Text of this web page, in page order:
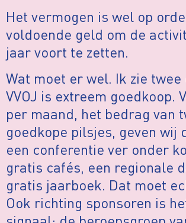
Het vermogen is wel op
voldoende geld om de
jaar voort te zetten.
Wat moet er wel. Ik zie
VVOJ is extreem goedkoop.
per maand, het bedrag van
goedkope pilsjes, geven wij
een conferentie ver onder
gratis cafés, een regionale
gratis jaarboek. Dat moet
Ook richting sponsoren is